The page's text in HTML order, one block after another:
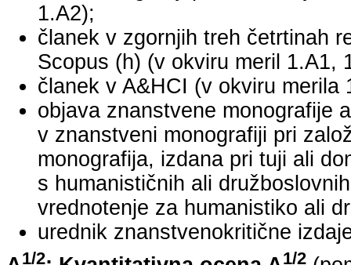
1.A2);
članek v zgornjih treh četrtinah
Scopus (h) (v okviru meril 1.A1,
članek v A&HCI (v okviru merila
objava znanstvene monografije
v znanstveni monografiji pri
monografija, izdana pri tuji ali
s humanističnih ali
vrednotenje za humanistiko ali
urednik znanstvenokritične
1/2 1/2